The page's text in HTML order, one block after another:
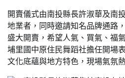
開賣儀式由南投縣長許淑華及南
地業者，同時邀請知名品牌通路
盛大開賣，希望人氣、買氣、福
埔里國中原住民舞蹈社擔任開場
文化底蘊與地方特色，現場氣氛